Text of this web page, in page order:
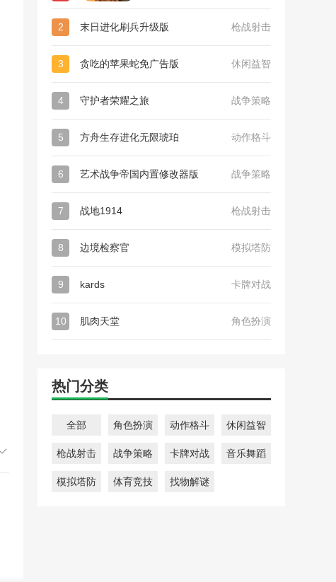
2 末日进化刷兵升级版 枪战射击
3 贪吃的苹果蛇免广告版 休闲益智
4 守护者荣耀之旅 战争策略
5 方舟生存进化无限琥珀 动作格斗
6 艺术战争帝国内置修改器版 战争策略
7 战地1914 枪战射击
8 边境检察官 模拟塔防
9 kards 卡牌对战
10 肌肉天堂 角色扮演
热门分类
全部 角色扮演 动作格斗 休闲益智
枪战射击 战争策略 卡牌对战 音乐舞蹈
模拟塔防 体育竞技 找物解谜